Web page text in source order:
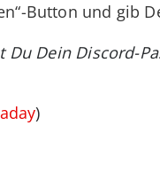
Button und gib
Dein Discord-
)